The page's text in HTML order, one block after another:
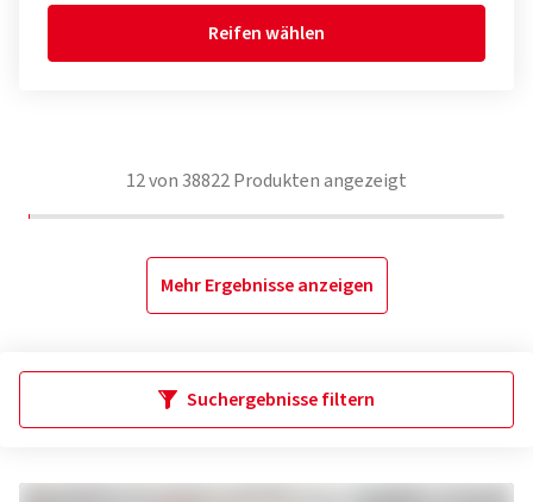
Reifen wählen
12von 38822Produkten angezeigt
Mehr Ergebnisse anzeigen
Suchergebnisse filtern